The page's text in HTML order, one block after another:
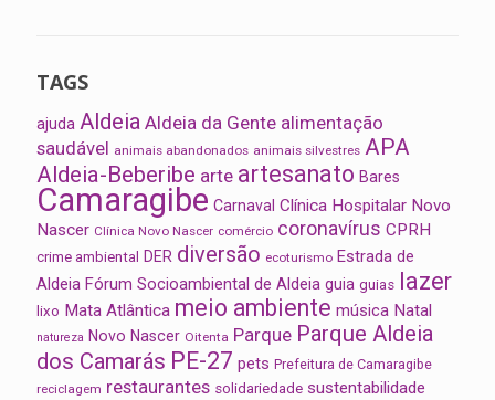
TAGS
ajuda Aldeia Aldeia da Gente alimentação
saudável animais abandonados animais silvestres APA
Aldeia-Beberibe arte artesanato Bares
Camaragibe Carnaval Clínica Hospitalar Novo
Nascer Clínica Novo Nascer comércio coronavírus CPRH
crime ambiental DER diversão ecoturismo Estrada de
Aldeia Fórum Socioambiental de Aldeia guia guias lazer
lixo Mata Atlântica meio ambiente música Natal
natureza Novo Nascer Oitenta Parque Parque Aldeia
dos Camarás PE-27 pets Prefeitura de Camaragibe
reciclagem restaurantes solidariedade sustentabilidade